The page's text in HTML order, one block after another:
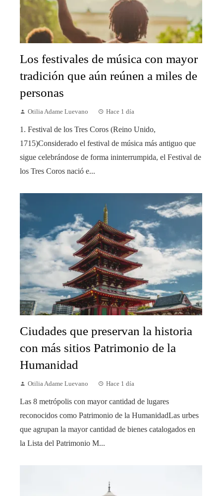
Los festivales de música con mayor
tradición que aún reúnen a miles de
personas
Otilia Adame Luevano Hace 1 día
1. Festival de los Tres Coros (Reino Unido,
1715)Considerado el festival de música más antiguo que
sigue celebrándose de forma ininterrumpida, el Festival de
los Tres Coros nació e...
Ciudades que preservan la historia
con más sitios Patrimonio de la
Humanidad
Otilia Adame Luevano Hace 1 día
Las 8 metrópolis con mayor cantidad de lugares
reconocidos como Patrimonio de la HumanidadLas urbes
que agrupan la mayor cantidad de bienes catalogados en
la Lista del Patrimonio M...